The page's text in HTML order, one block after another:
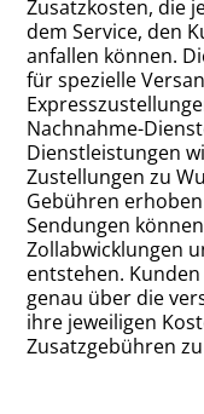
Zusatzkosten, die
dem Service, den
anfallen können.
für spezielle
Nachnahme-
Dienstleistungen
Zustellungen zu
Gebühren
Sendungen
Zollabwicklungen
entstehen.
genau über die
ihre jeweiligen
Zusatzgebühren